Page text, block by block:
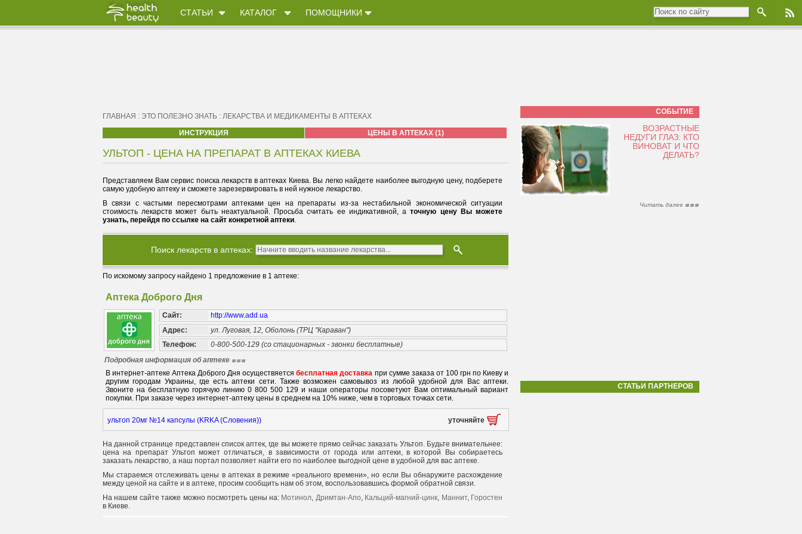
СТАТЬИ КАТАЛОГ ПОМОЩНИКИ
ГЛАВНАЯ : ЭТО ПОЛЕЗНО ЗНАТЬ : ЛЕКАРСТВА И МЕДИКАМЕНТЫ В АПТЕКАХ
ИНСТРУКЦИЯ
ЦЕНЫ В АПТЕКАХ (1)
УЛЬТОП - ЦЕНА НА ПРЕПАРАТ В АПТЕКАХ КИЕВА
Представляем Вам сервис поиска лекарств в аптеках Киева. Вы легко найдете наиболее выгодную цену, подберете
самую удобную аптеку и сможете зарезервировать в ней нужное лекарство.
В связи с частыми пересмотрами аптеками цен на препараты из-за нестабильной экономической ситуации
стоимость лекарств может быть неактуальной. Просьба считать ее индикативной, аточную цену Вы можете
узнать, перейдя по ссылке на сайт конкретной аптеки.
Поиск лекарств в аптеках:
По искомому запросу найдено 1 предложение в 1 аптеке:
Аптека Доброго Дня
Сайт:
http://www.add.ua
Адрес:
ул. Луговая, 12, Оболонь (ТРЦ "Караван")
Телефон:
0-800-500-129 (со стационарных - звонки бесплатные)
Подробная информация об аптеке
В интернет-аптеке Аптека Доброго Дня осуществяетсябесплатная доставка при сумме заказа от 100 грн по Киеву и
другим городам Украины, где есть аптеки сети. Также возможен самовывоз из любой удобной для Вас аптеки.
Звоните на бесплатную горячую линию 0 800 500 129 и наши операторы посоветуют Вам оптимальный вариант
покупки. При заказе через интернет-аптеку цены в среднем на 10% ниже, чем в торговых точках сети.
ультоп 20мг №14 капсулы (KRKA (Словения)) уточняйте
На данной странице представлен список аптек, где вы можете прямо сейчас заказать Ультоп. Будьте внимательнее:
цена на препарат Ультоп может отличаться, в зависимости от города или аптеки, в которой Вы собираетесь
заказать лекарство, а наш портал позволяет найти его по наиболее выгодной цене в удобной для вас аптеке.
Мы стараемся отслеживать цены в аптеках в режиме «реального времени», но если Вы обнаружите расхождение
между ценой на сайте и в аптеке, просим сообщить нам об этом, воспользовавшись формой обратной связи.
На нашем сайте также можно посмотреть цены на: Мотинол, Дримтан-Апо, Кальций-магний-цинк, Маннит, Горостен
в Киеве.
СОБЫТИЕ
ВОЗРАСТНЫЕ
НЕДУГИ ГЛАЗ: КТО
ВИНОВАТ И ЧТО
ДЕЛАТЬ?
Читать далее
СТАТЬИ ПАРТНЕРОВ